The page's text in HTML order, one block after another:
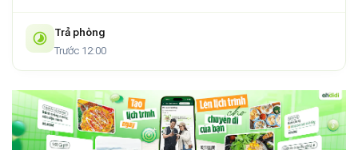
Trả phòng
Trước 12:00